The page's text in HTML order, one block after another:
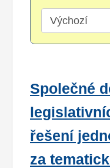
Společné
řešení
za